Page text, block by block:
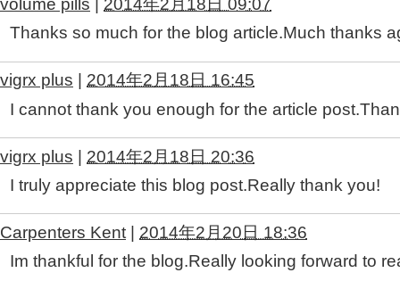
volume pills
2014年2月18日 09:07
Thanks so much for the blog article.Much thanks
vigrx plus
2014年2月18日 16:45
I cannot thank you enough for the article
vigrx plus | 2014年2月18日 20:36
I truly appreciate this blog post.Really thank you!
Carpenters Kent
2014年2月20日 18:36
Im thankful for the blog.Really looking forward to